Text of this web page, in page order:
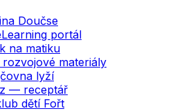
Doučse
portál
na matiku
materiály
lyží
— receptář
dětí Fořt